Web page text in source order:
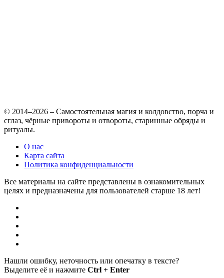
© 2014–2026 – Самостоятельная магия и колдовство, порча и
сглаз, чёрные привороты и отвороты, старинные обряды и
ритуалы.
О нас
Карта сайта
Политика конфиденциальности
Все материалы на сайте представлены в ознакомительных
целях и предназначены для пользователей старше 18 лет!
Нашли ошибку, неточность или опечатку в тексте?
Выделите её и нажмите Ctrl + Enter